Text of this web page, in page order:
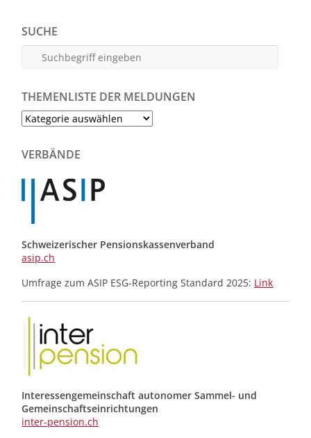
SUCHE
THEMENLISTE DER MELDUNGEN
Themenliste
Meldungen
VERBÄNDE
Schweizerischer Pensionskassenverband
asip.ch
Umfrage zum ASIP ESG-Reporting Standard 2025: Link
Interessengemeinschaft autonomer Sammel- und
Gemeinschafts­einrichtungen
inter-pension.ch